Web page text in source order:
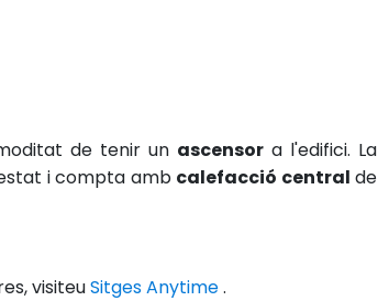
de tenir un ascensor a l'edifici. La
i compta amb calefacció central de
visiteuSitges Anytime.